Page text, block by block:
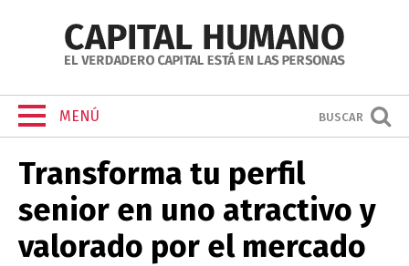
MENÚ BUSCAR
Transforma tu perfil
senior en uno atractivo y
valorado por el mercado